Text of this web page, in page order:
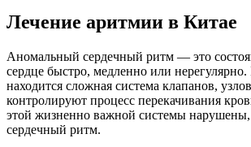
Лечение аритмии в Китае
Аномальный сердечный ритм — это
сердце быстро, медленно или
находится сложная система клапанов,
контролируют процесс перекачивания
этой жизненно важной системы нарушены,
сердечный ритм.